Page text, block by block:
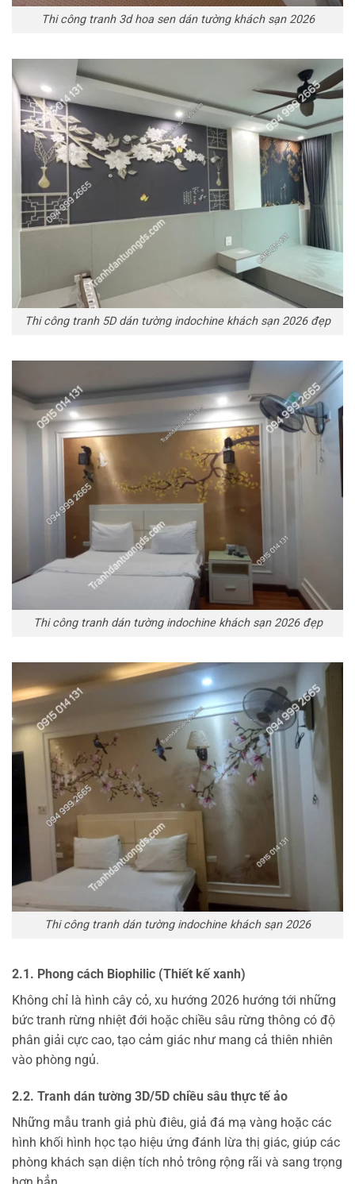
Thi công tranh 3d hoa sen dán tường khách sạn 2026
Thi công tranh 5D dán tường indochine khách sạn 2026 đẹp
Thi công tranh dán tường indochine khách sạn 2026 đẹp
Thi công tranh dán tường indochine khách sạn 2026
2.1. Phong cách Biophilic (Thiết kế xanh)
Không chỉ là hình cây cỏ, xu hướng 2026 hướng tới những
bức tranh rừng nhiệt đới hoặc chiều sâu rừng thông có độ
phân giải cực cao, tạo cảm giác như mang cả thiên nhiên
vào phòng ngủ.
2.2. Tranh dán tường 3D/5D chiều sâu thực tế ảo
Những mẫu tranh giả phù điêu, giả đá mạ vàng hoặc các
hình khối hình học tạo hiệu ứng đánh lừa thị giác, giúp các
phòng khách sạn diện tích nhỏ trông rộng rãi và sang trọng